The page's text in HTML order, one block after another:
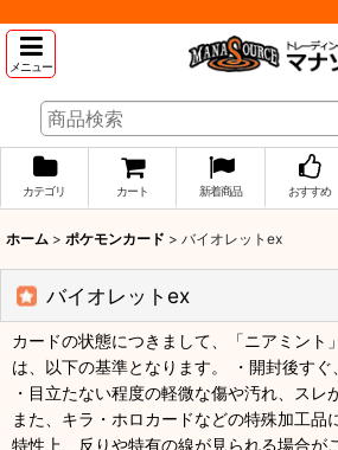
メニュー
カテゴリ カート 新着商品 おすすめ
ホーム > ポケモンカード > バイオレットex
バイオレットex
カードの状態につきまして、「ニアミント
は、以下の基準となります。 ・開封後す
・目立たない程度の軽微な傷や汚れ、スレ
また、キラ・ホロカードなどの特殊加工品
特性上、反りや特有の線が見られる場合が